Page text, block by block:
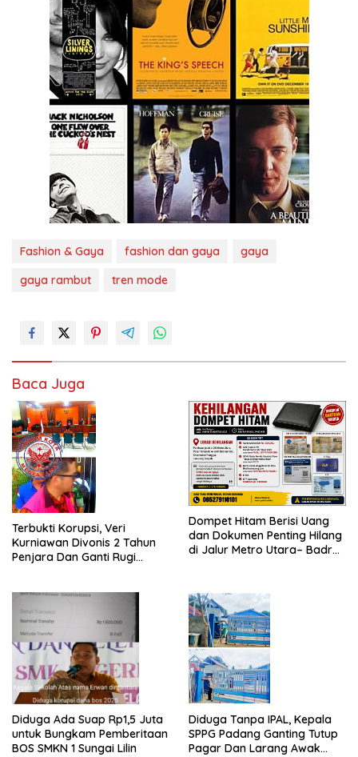
Fashion & Gaya fashion dan gaya
gaya
gaya rambut
tren mode
Baca Juga
Terbukti Korupsi, Veri
Kurniawan Divonis 2 Tahun
Penjara Dan Ganti Rugi
Dompet Hitam Berisi Uang
dan Dokumen Penting Hilang
di Jalur Metro Utara– Badran
Diduga Ada Suap Rp1,5 Juta
untuk Bungkam Pemberitaan
BOS SMKN 1 Sungai Lilin
Diduga Tanpa IPAL, Kepala
SPPG Padang Ganting Tutup
Pagar Dan Larang Awak